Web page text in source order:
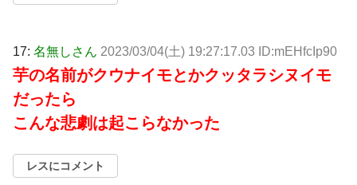
17: 名無しさん 2023/03/04(土) 19:27:17.03 ID:mEHfcIp90
芋の名前がクウナイモとかクッタラシヌイモ
だったら
こんな悲劇は起こらなかった
レスにコメント